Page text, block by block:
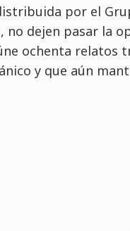
por el
dejen pasar la
ochenta relatos
y que aún